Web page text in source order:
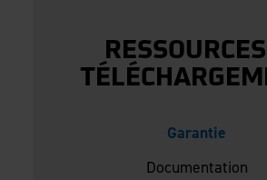
Garantie
Documentation